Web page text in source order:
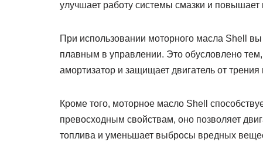
улучшает работу системы смазки и повышает
При использовании моторного масла Shell
плавным в управлении. Это обусловлено тем,
амортизатор и защищает двигатель от трения
Кроме того, моторное масло Shell
превосходным свойствам, оно позволяет
топлива и уменьшает выбросы вредных